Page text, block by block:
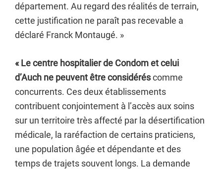
département. Au regard des réalités de terrain,
cette justification ne paraît pas recevable a
déclaré Franck Montaugé. »
« Le centre hospitalier de Condom et celui
d’Auch ne peuvent être considéréscomme
concurrents. Ces deux établissements
contribuent conjointement à l’accès aux soins
sur un territoire très affecté par la désertification
médicale, la raréfaction de certains praticiens,
une population âgée et dépendante et des
temps de trajets souvent longs. La demande